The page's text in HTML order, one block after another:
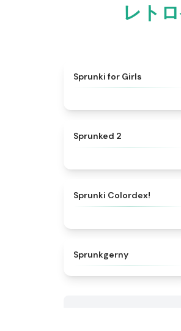
レト
Sprunki for Girls
Sprunked 2
Sprunki Colordex!
Sprunkgerny